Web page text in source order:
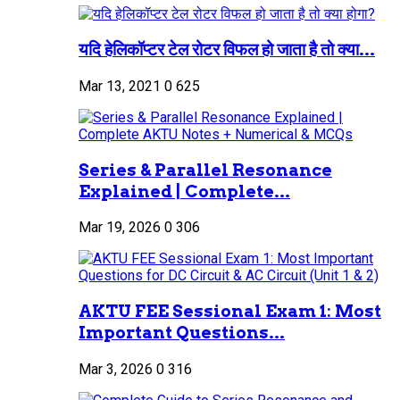
यदि हेलिकॉप्टर टेल रोटर विफल हो जाता है तो क्या...
Mar 13, 2021 0 625
Series & Parallel Resonance
Explained | Complete...
Mar 19, 2026 0 306
AKTU FEE Sessional Exam 1: Most
Important Questions...
Mar 3, 2026 0 316